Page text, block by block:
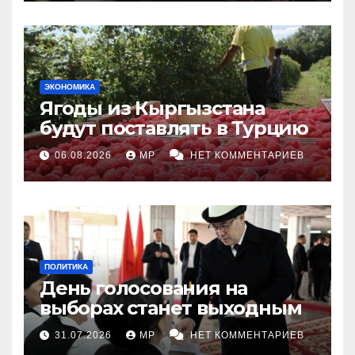
ЭКОНОМИКА
Ягоды из Кыргызстана
будут поставлять в Турцию
06.08.2026 MP НЕТ КОММЕНТАРИЕВ
ПОЛИТИКА
День голосования на
выборах станет выходным
31.07.2026 MP НЕТ КОММЕНТАРИЕВ